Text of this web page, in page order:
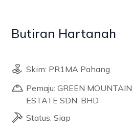
Butiran Hartanah
Skim: PR1MA Pahang
Pemaju: GREEN MOUNTAIN
ESTATE SDN. BHD
Status: Siap